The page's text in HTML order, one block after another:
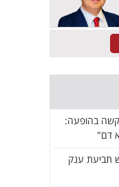
בהופעה:
דם"
תביעת ענק